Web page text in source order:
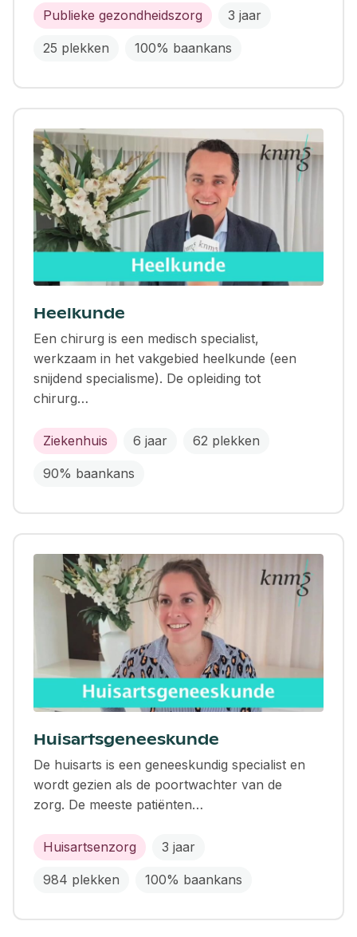
Publieke gezondheidszorg 3 jaar
25 plekken 100% baankans
Heelkunde
Een chirurg is een medisch specialist,
werkzaam in het vakgebied heelkunde (een
snijdend specialisme). De opleiding tot
chirurg…
Ziekenhuis 6 jaar 62 plekken
90% baankans
Huisartsgeneeskunde
De huisarts is een geneeskundig specialist en
wordt gezien als de poortwachter van de
zorg. De meeste patiënten…
Huisartsenzorg 3 jaar
984 plekken 100% baankans